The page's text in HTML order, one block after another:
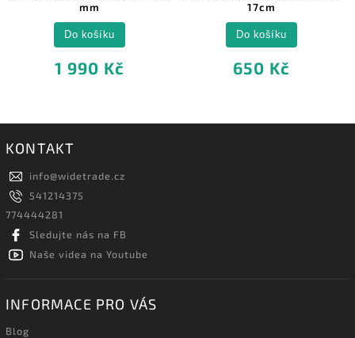
mm
1 990 Kč
Do košíku
17cm
650 Kč
Do košíku
KONTAKT
info@widetrade.cz
541214375
774444281
Sledujte nás na FB
Naše videa na Youtube
INFORMACE PRO VÁS
Blog